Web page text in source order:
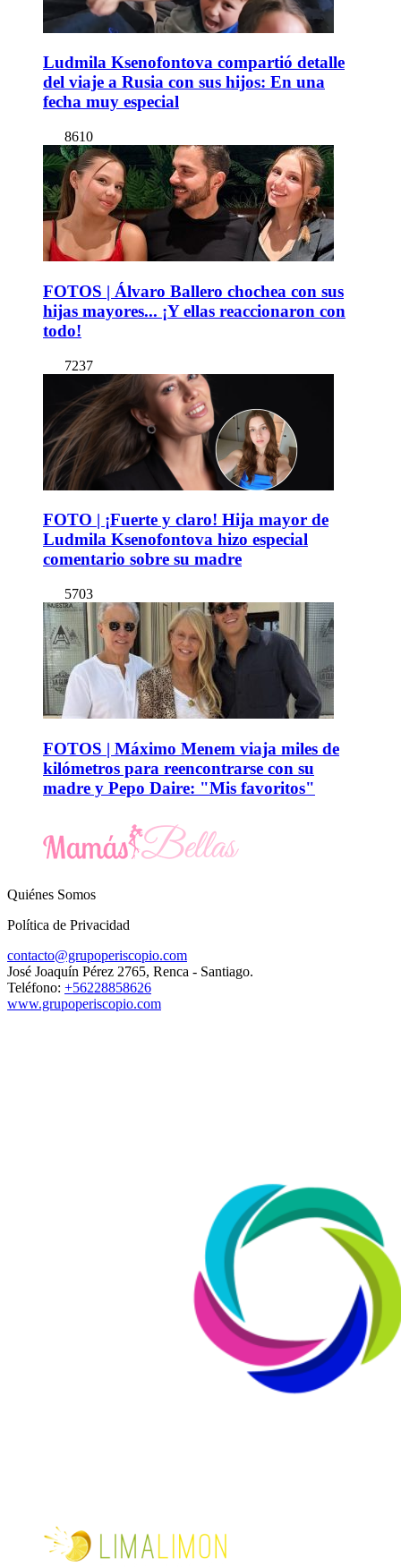
Ludmila Ksenofontova compartió detalle
del viaje a Rusia con sus hijos: En una
fecha muy especial
8610
FOTOS | Álvaro Ballero chochea con sus
hijas mayores... ¡Y ellas reaccionaron con
todo!
7237
FOTO | ¡Fuerte y claro! Hija mayor de
Ludmila Ksenofontova hizo especial
comentario sobre su madre
5703
FOTOS | Máximo Menem viaja miles de
kilómetros para reencontrarse con su
madre y Pepo Daire: "Mis favoritos"
Quiénes Somos
Política de Privacidad
contacto@grupoperiscopio.com
José Joaquín Pérez 2765, Renca - Santiago.
Teléfono: +56228858626
www.grupoperiscopio.com